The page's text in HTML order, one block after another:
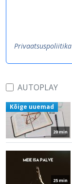
Privaatsuspoliitika
AUTOPLAY
20 min
Kõige uuemad
25 min